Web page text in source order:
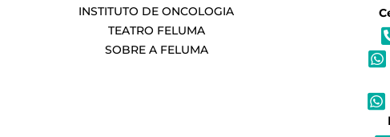
INSTITUTO DE ONCOLOGIA
TEATRO FELUMA
SOBRE A FELUMA